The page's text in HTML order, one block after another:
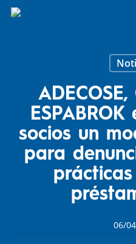
Skip
ADECOSE,
socios un
para
06/